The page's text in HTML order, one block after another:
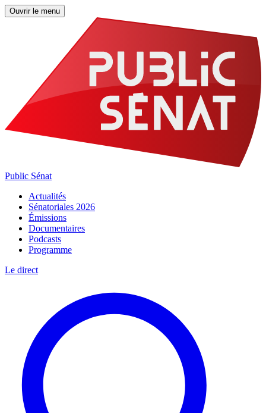
Ouvrir le menu
Public Sénat
Actualités
Sénatoriales 2026
Émissions
Documentaires
Podcasts
Programme
Le direct